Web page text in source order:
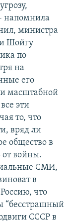
напомнила
министра
Шойгу
по
на
его
масштабной
эти
то, что
вряд ли
общество в
от войны.
СМИ,
в
что
“бесстрашный
СССР в